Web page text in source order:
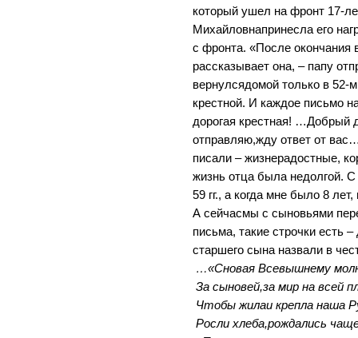
который ушел на фронт 17-
Михайловнапринесла его
с фронта. «После
рассказывает она, – папу
вернулсядомой только в 52-
крестной. И каждое письмо
дорогая крестная! …Добрый
отправляю,жду ответ от
писали – жизнерадостные,
жизнь отца была недолгой.
59 гг., а когда мне было 8
А сейчасмы с сыновьями
письма, такие строчки есть
старшего сына назвали в
…«Сновая Всевышнему
За сыновей,за мир на всей
Чтобы жилаи крепла наша
Росли хлеба,рождались